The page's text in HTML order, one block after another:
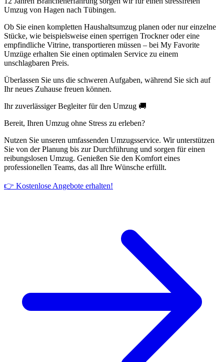
Umzug von Hagen nach Tübingen.
Ob Sie einen kompletten Haushaltsumzug planen oder nur einzelne
Stücke, wie beispielsweise einen sperrigen Trockner oder eine
empfindliche Vitrine, transportieren müssen – bei My Favorite
Umzüge erhalten Sie einen optimalen Service zu einem
unschlagbaren Preis.
Überlassen Sie uns die schweren Aufgaben, während Sie sich auf
Ihr neues Zuhause freuen können.
Ihr zuverlässiger Begleiter für den Umzug 🚚
Bereit, Ihren Umzug ohne Stress zu erleben?
Nutzen Sie unseren umfassenden Umzugsservice. Wir unterstützen
Sie von der Planung bis zur Durchführung und sorgen für einen
reibungslosen Umzug. Genießen Sie den Komfort eines
professionellen Teams, das all Ihre Wünsche erfüllt.
👉 Kostenlose Angebote erhalten!